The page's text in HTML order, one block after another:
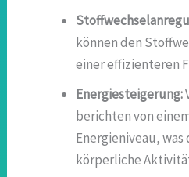
können den
einer effizienteren
Energiesteigerung:
berichten von
Energieniveau,
körperliche